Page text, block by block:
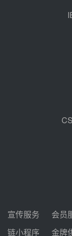
宣传服务 会员
链小程序
金牌